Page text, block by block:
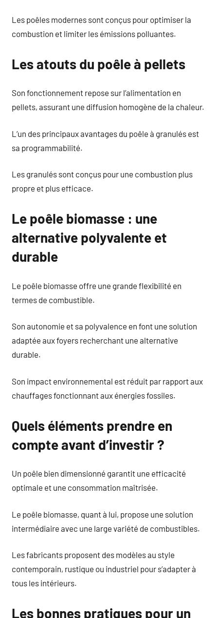
Les poêles modernes sont conçus pour optimiser la
combustion et limiter les émissions polluantes.
Les atouts du poêle à pellets
Son fonctionnement repose sur l’alimentation en
pellets, assurant une diffusion homogène de la chaleur.
L’un des principaux avantages du poêle à granulés est
sa programmabilité.
Les granulés sont conçus pour une combustion plus
propre et plus efficace.
Le poêle biomasse : une
alternative polyvalente et
durable
Le poêle biomasse offre une grande flexibilité en
termes de combustible.
Son autonomie et sa polyvalence en font une solution
adaptée aux foyers recherchant une alternative
durable.
Son impact environnemental est réduit par rapport aux
chauffages fonctionnant aux énergies fossiles.
Quels éléments prendre en
compte avant d’investir ?
Un poêle bien dimensionné garantit une efficacité
optimale et une consommation maîtrisée.
Le poêle biomasse, quant à lui, propose une solution
intermédiaire avec une large variété de combustibles.
Les fabricants proposent des modèles au style
contemporain, rustique ou industriel pour s’adapter à
tous les intérieurs.
Les bonnes pratiques pour un